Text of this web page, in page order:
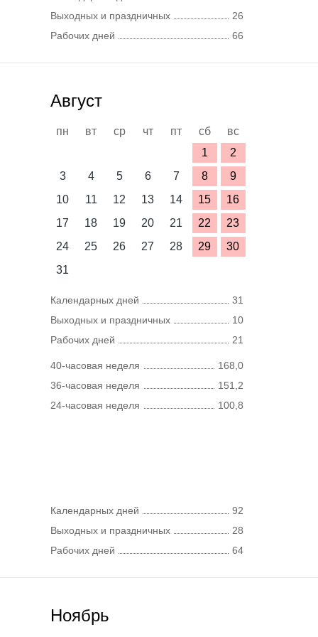
Выходных и праздничных
26
Рабочих дней
66
Август
пн вт ср чт пт сб
вс
1
2
3
4 5 6 7 8
9
10
11 12 13 14 15
16
17
18 19 20 21 22
23
24
25 26 27 28 29
30
31
Календарных дней
31
Выходных и праздничных
10
Рабочих дней
21
40-часовая неделя
168,0
36-часовая неделя
151,2
24-часовая неделя
100,8
Календарных дней
92
Выходных и праздничных
28
Рабочих дней
64
Ноябрь